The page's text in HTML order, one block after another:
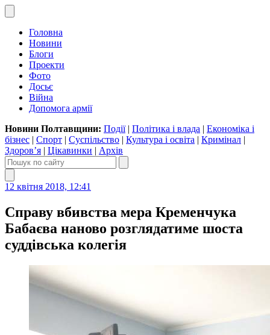
Головна
Новини
Блоги
Проекти
Фото
Досьє
Війна
Допомога армії
Новини Полтавщини: Події| Політика і влада | Економіка і
бізнес | Спорт | Суспільство | Культура і освіта | Кримінал |
Здоров’я | Цікавинки | Архів
12 квітня 2018, 12:41
Справу вбивства мера Кременчука
Бабаєва наново розглядатиме шоста
суддівська колегія